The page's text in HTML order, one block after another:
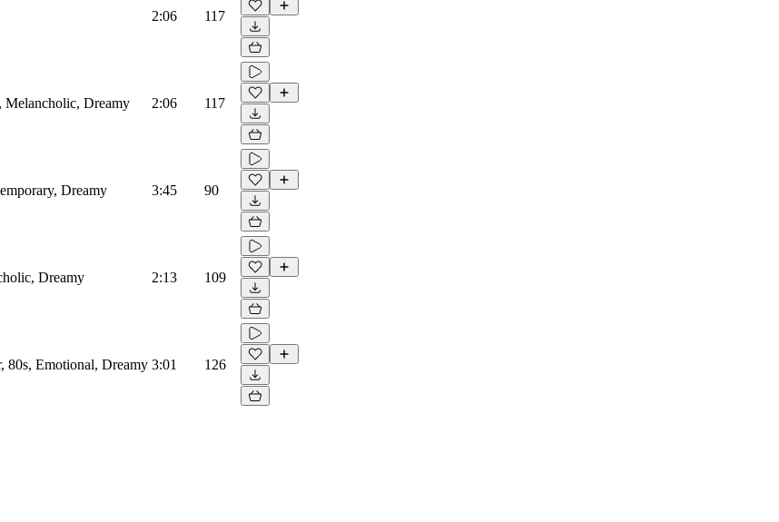
2:06 117
Melancholic, Dreamy 2:06 117
Dreamy 3:45 90
Dreamy 2:13 109
80s, Emotional, Dreamy 3:01 126